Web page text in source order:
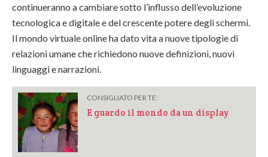
continueranno a cambiare sotto l’influsso dell’evoluzione
tecnologica e digitale e del crescente potere degli schermi.
Il mondo virtuale online ha dato vita a nuove tipologie di
relazioni umane che richiedono nuove definizioni, nuovi
linguaggi e narrazioni.
CONSIGLIATO PER TE:
E guardo il mondo da un display